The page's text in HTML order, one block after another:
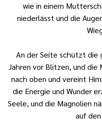
wie in einem
niederlässt und die
An der Seite schützt die
Jahren vor Blitzen, und
nach oben und vereint
die Energie und Wunder
Seele, und die Magnolien
auf